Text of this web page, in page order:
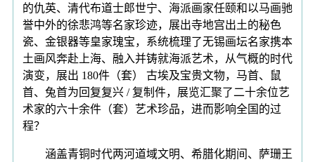
的仇英、清代布道士郎世宁、海派画家任颐和以马画驰
誉中外的徐悲鸿等名家珍迹，展出寺地宫出土的秘色
瓷、金银器等皇家瑰宝，系统梳理了无锡画坛名家携本
土画风奔赴上海、融入并铸就海派艺术，从气概的时代
演变，展出 180件（套） 古埃及宝贵文物，马首、鼠
首、兔首为回复复兴 / 复制件，展览汇聚了二十余位艺
术家的六十余件（套）艺术珍品，进而影响全国的过
程？
涵盖青铜时代两河道域文明、希腊化期间、萨珊王